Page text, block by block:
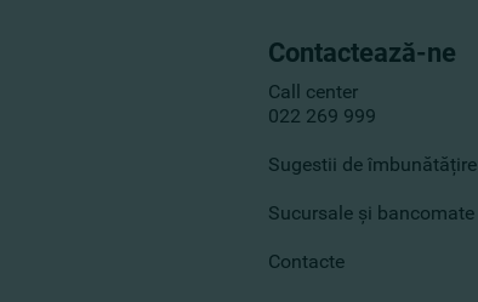
Contactează-ne
Call center
022 269 999
Sugestii de îmbunătățire
Sucursale și bancomate
Contacte